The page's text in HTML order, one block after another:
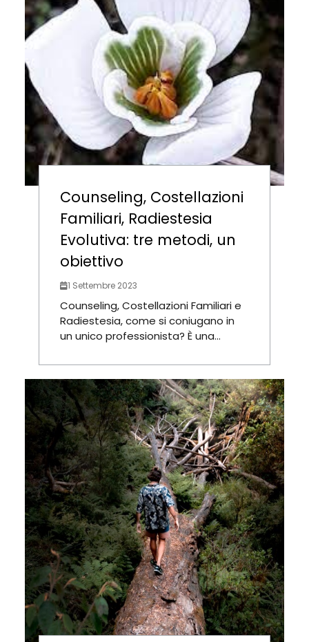
Counseling, Costellazioni
Familiari, Radiestesia
Evolutiva: tre metodi, un
obiettivo
1 Settembre 2023
Counseling, Costellazioni Familiari e
Radiestesia, come si coniugano in
un unico professionista? È una...